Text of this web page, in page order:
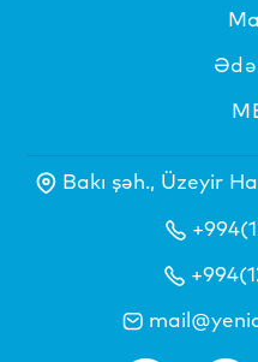
Bakı şəh., Üzeyir